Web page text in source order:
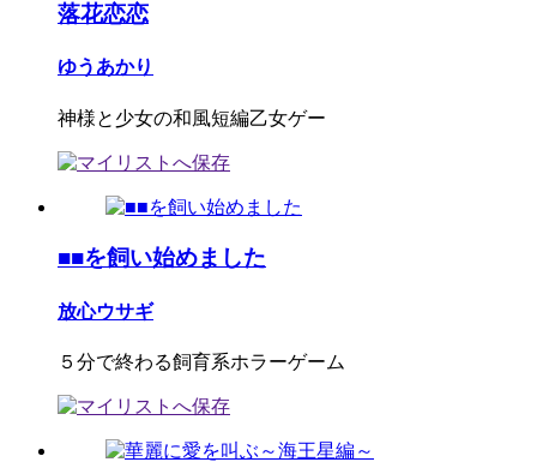
落花恋恋
ゆうあかり
神様と少女の和風短編乙女ゲー
■■を飼い始めました
放心ウサギ
５分で終わる飼育系ホラーゲーム